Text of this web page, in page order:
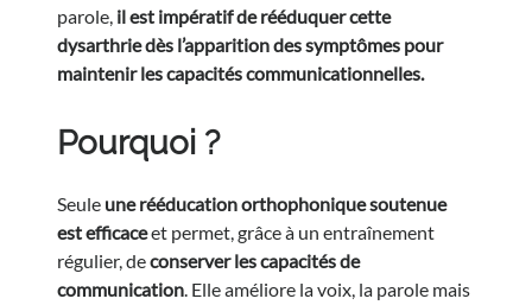
parole, il est impératif de rééduquer cette
dysarthrie dès l’apparition des symptômes pour
maintenir les capacités communicationnelles.
Pourquoi ?
Seule une rééducation orthophonique soutenue
est efficaceet permet, grâce à un entraînement
régulier, deconserver les capacités de
communication. Elle améliore la voix, la parole mais